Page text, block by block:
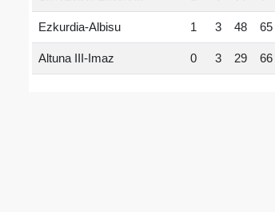
Ezkurdia-Albisu 1 3 48 65
Altuna III-Imaz 0 3 29 66